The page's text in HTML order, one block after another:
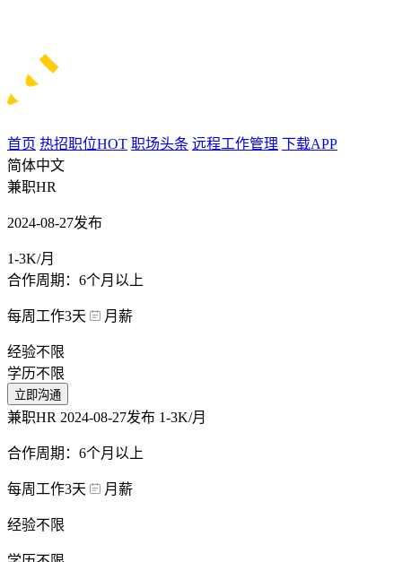
首页 热招职位HOT 职场头条 远程工作管理 下载APP
简体中文
兼职HR
2024-08-27发布
1-3K/月
合作周期：6个月以上
每周工作3天 月薪
经验不限
学历不限
立即沟通
兼职HR 2024-08-27发布 1-3K/月
合作周期：6个月以上
每周工作3天 月薪
经验不限